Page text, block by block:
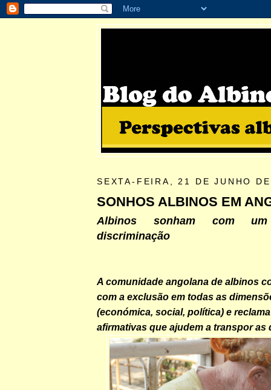
SEXTA-FEIRA, 21 DE JUNHO
SONHOS ALBINOS EM
Albinos sonham com
discriminação
A comunidade angolana de albinos
com a exclusão em todas as
(económica, social, política) e
afirmativas que ajudem a transpor as